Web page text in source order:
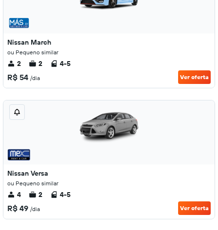
Nissan March
ou Pequeno similar
2 2 4-5
R$ 54 /dia Ver oferta
Nissan Versa
ou Pequeno similar
4 2 4-5
R$ 49 /dia Ver oferta